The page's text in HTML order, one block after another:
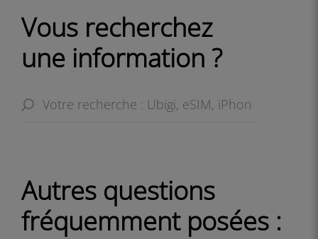
Vous recherchez
une information ?
Autres questions
fréquemment posées :